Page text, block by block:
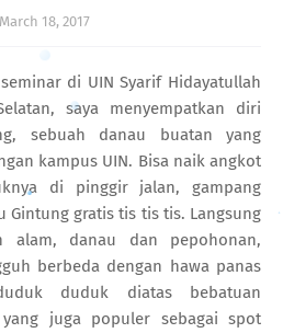
18, 2017
di UIN Syarif Hidayatullah
saya menyempatkan diri
sebuah danau buatan yang
kampus UIN. Bisa naik angkot
di pinggir jalan, gampang
Gintung gratis tis tis tis. Langsung
alam, danau dan pepohonan,
berbeda dengan hawa panas
duduk diatas bebatuan
juga populer sebagai spot